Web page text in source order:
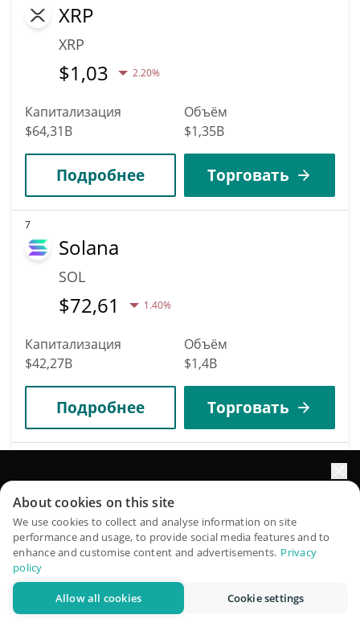
XRP
XRP
$1,03 2.20%
Капитализация
$64,31B
Объём
$1,35B
Подробнее Торговать
7
Solana
SOL
$72,61 1.40%
Капитализация
$42,27B
Объём
$1,4B
Подробнее Торговать
Dogecoin
DOGE
$0,07 0.60%
Капитализация
$10,75B
$376,63M
QuantPilot — платформа полного цикла, где
автономные агенты создают, бэктестят и оптимизируют
ваши стратегии и проводят рыночные исследования
Попробовать бесплатно
About cookies on this site
We use cookies to collect and analyse information on site
performance and usage, to provide social media features and to
enhance and customise content and advertisements. Privacy
policy
Allow all cookies Cookie settings